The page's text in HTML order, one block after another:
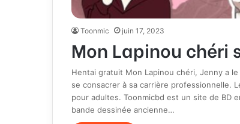
Toonmic juin 17, 2023
Mon Lapinou chéri
Hentai gratuit Mon Lapinou chéri, Jenny a
se consacrer à sa carrière professionnelle.
pour adultes. Toonmicbd est un site de BD
bande dessinée ancienne…